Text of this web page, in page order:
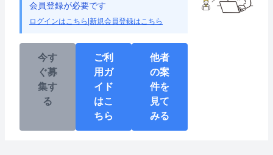
会員登録が必要です
ログインはこちら 新規会員登録はこちら
今す
ぐ募
集す
る
ご利
用ガ
イド
はこ
ちら
他者
の案
件を
見て
みる